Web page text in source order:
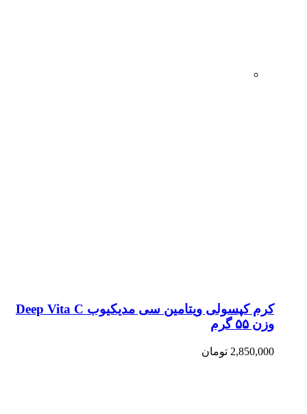
کرم کپسولی ویتامین سی مدیکیوب Deep Vita C
وزن ۵۵ گرم
2,850,000 تومان